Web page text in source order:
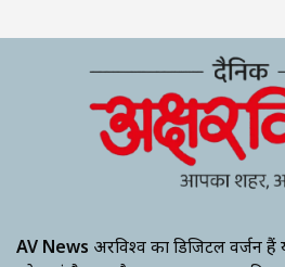
AV News अक्षरविश्व का डिजिटल